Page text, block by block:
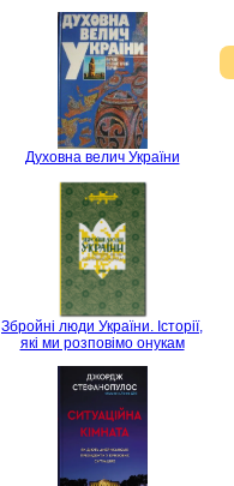
Духовна велич України
Збройні люди України. Історії,
які ми розповімо онукам